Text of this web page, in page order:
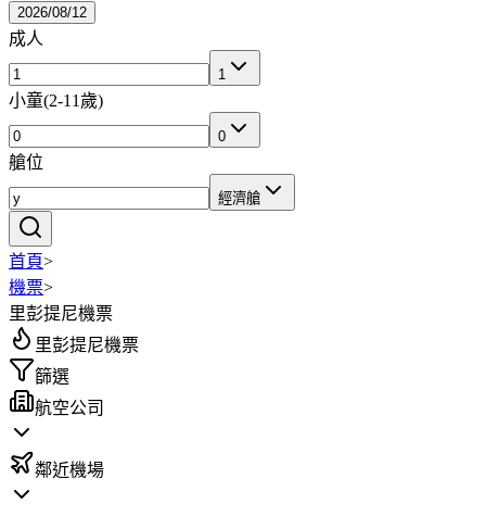
2026/08/12
成人
1
小童(2-11歲)
0
艙位
經濟艙
首頁>
機票>
里彭提尼機票
里彭提尼機票
篩選
航空公司
鄰近機場